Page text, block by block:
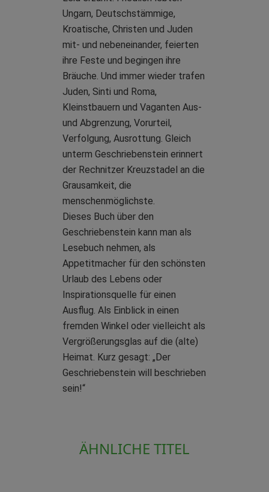
Ungarn, Deutschstämmige,
Kroatische, Christen und Juden
mit- und nebeneinander, feierten
ihre Feste und begingen ihre
Bräuche. Und immer wieder trafen
Juden, Sinti und Roma,
Kleinstbauern und Vaganten Aus-
und Abgrenzung, Vorurteil,
Verfolgung, Ausrottung. Gleich
unterm Geschriebenstein erinnert
der Rechnitzer Kreuzstadel an die
Grausamkeit, die
menschenmöglichste.
Dieses Buch über den
Geschriebenstein kann man als
Lesebuch nehmen, als
Appetitmacher für den schönsten
Urlaub des Lebens oder
Inspirationsquelle für einen
Ausflug. Als Einblick in einen
fremden Winkel oder vielleicht als
Vergrößerungsglas auf die (alte)
Heimat. Kurz gesagt: „Der
Geschriebenstein will beschrieben
sein!“
ÄHNLICHE TITEL